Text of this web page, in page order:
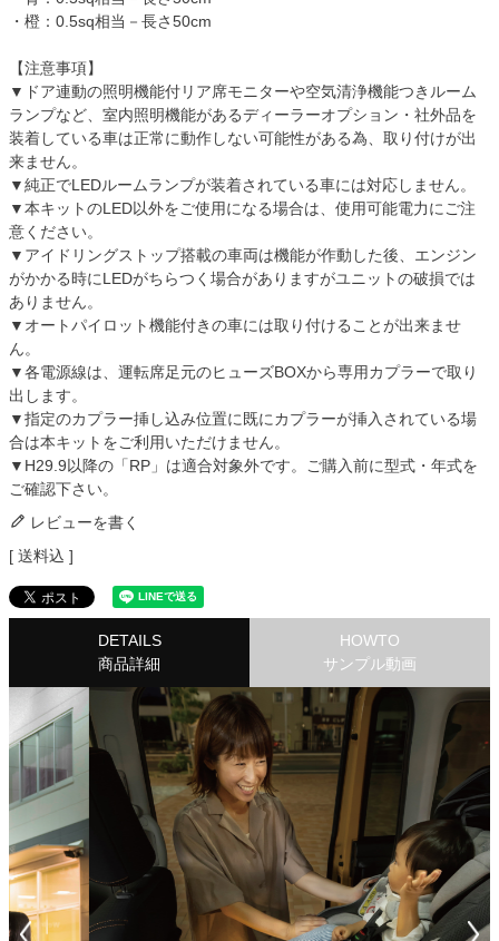
・橙：0.5sq相当－長さ50cm
【注意事項】
▼ドア連動の照明機能付リア席モニターや空気清浄機能つきルーム
ランプなど、室内照明機能があるディーラーオプション・社外品を
装着している車は正常に動作しない可能性がある為、取り付けが出
来ません。
▼純正でLEDルームランプが装着されている車には対応しません。
▼本キットのLED以外をご使用になる場合は、使用可能電力にご注
意ください。
▼アイドリングストップ搭載の車両は機能が作動した後、エンジン
がかかる時にLEDがちらつく場合がありますがユニットの破損では
ありません。
▼オートパイロット機能付きの車には取り付けることが出来ませ
ん。
▼各電源線は、運転席足元のヒューズBOXから専用カプラーで取り
出します。
▼指定のカプラー挿し込み位置に既にカプラーが挿入されている場
合は本キットをご利用いただけません。
▼H29.9以降の「RP」は適合対象外です。ご購入前に型式・年式を
ご確認下さい。
レビューを書く
送料込
DETAILS
商品詳細
HOWTO
サンプル動画